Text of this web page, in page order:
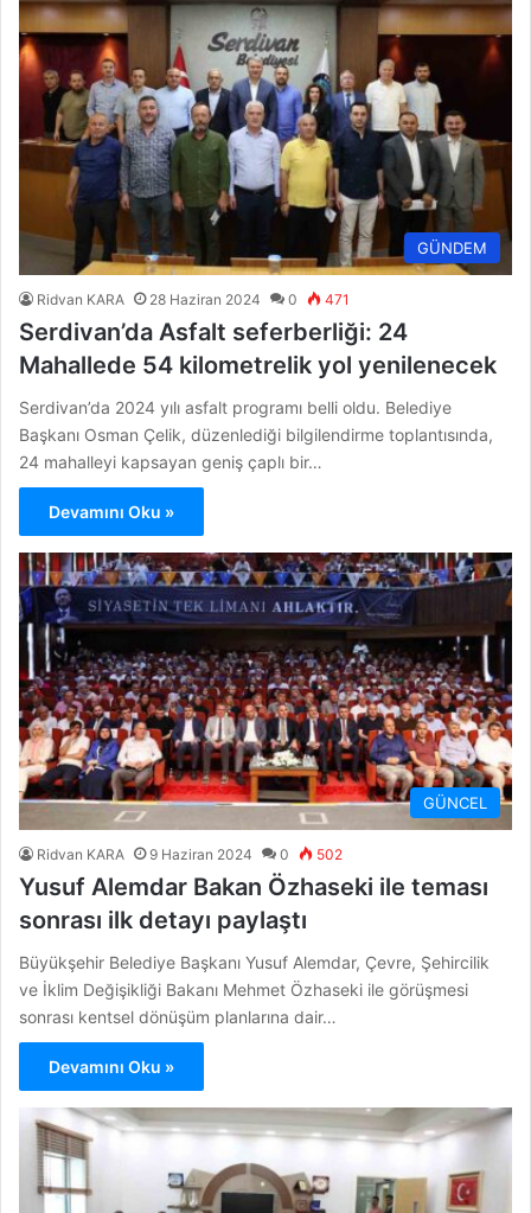
GÜNDEM
Ridvan KARA 28 Haziran 2024 0 471
Serdivan’da Asfalt seferberliği: 24
Mahallede 54 kilometrelik yol yenilenecek
Serdivan’da 2024 yılı asfalt programı belli oldu. Belediye
Başkanı Osman Çelik, düzenlediği bilgilendirme toplantısında,
24 mahalleyi kapsayan geniş çaplı bir…
Devamını Oku »
GÜNCEL
Ridvan KARA 9 Haziran 2024 0 502
Yusuf Alemdar Bakan Özhaseki ile teması
sonrası ilk detayı paylaştı
Büyükşehir Belediye Başkanı Yusuf Alemdar, Çevre, Şehircilik
ve İklim Değişikliği Bakanı Mehmet Özhaseki ile görüşmesi
sonrası kentsel dönüşüm planlarına dair…
Devamını Oku »